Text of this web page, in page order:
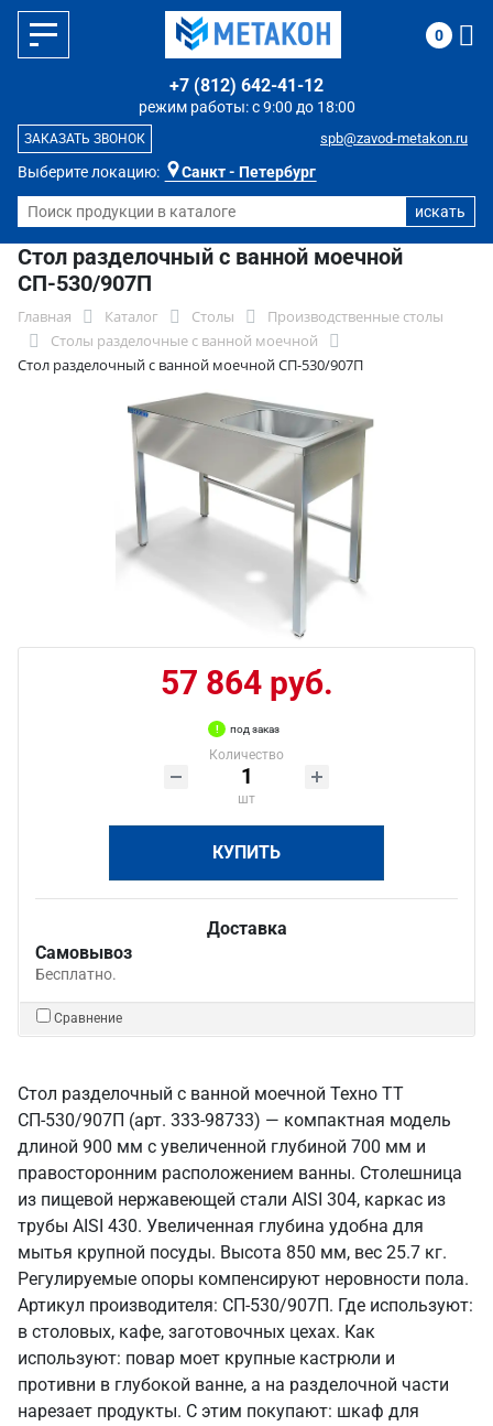
Выберите локацию: Санкт - Петербург
режим работы: с 9:00 до 18:00
+7 (812) 642-41-12
spb@zavod-metakon.ru
ЗАКАЗАТЬ ЗВОНОК
0
Стол разделочный с ванной моечной
СП-530/907П
Главная Каталог Столы
Производственные столы
Столы разделочные с ванной моечной
Стол разделочный с ванной моечной СП-530/907П
57 864 руб.
под заказ
Количество
шт
КУПИТЬ
Доставка
Самовывоз
Бесплатно.
Сравнение
Стол разделочный с ванной моечной Техно ТТ
СП-530/907П (арт. 333-98733) — компактная модель
длиной 900 мм с увеличенной глубиной 700 мм и
правосторонним расположением ванны. Столешница
из пищевой нержавеющей стали AISI 304, каркас из
трубы AISI 430. Увеличенная глубина удобна для
мытья крупной посуды. Высота 850 мм, вес 25.7 кг.
Регулируемые опоры компенсируют неровности пола.
Артикул производителя: СП-530/907П. Где используют:
в столовых, кафе, заготовочных цехах. Как
используют: повар моет крупные кастрюли и
противни в глубокой ванне, а на разделочной части
нарезает продукты. С этим покупают: шкаф для